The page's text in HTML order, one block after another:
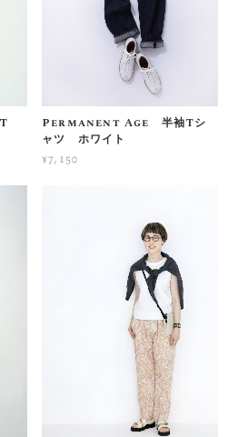
Permanent Age 半袖Tシ
ャツ ホワイト
¥7,150